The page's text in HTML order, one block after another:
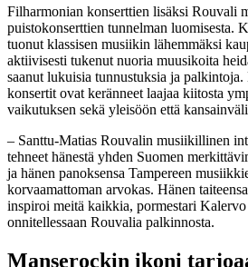
Filharmonian konserttien lisäksi Rouvali
puistokonserttien tunnelman luomisesta.
tuonut klassisen musiikin lähemmäksi
aktiivisesti tukenut nuoria muusikoita
saanut lukuisia tunnustuksia ja palkintoja.
konsertit ovat keränneet laajaa kiitosta
vaikutuksen sekä yleisöön että
– Santtu-Matias Rouvalin musiikillinen
tehneet hänestä yhden Suomen
ja hänen panoksensa Tampereen
korvaamattoman arvokas. Hänen
inspiroi meitä kaikkia, pormestari
onnitellessaan Rouvalia palkinnosta.
Manserockin ikoni